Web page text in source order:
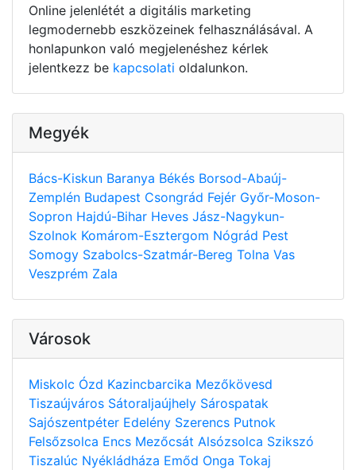
Online jelenlétét a digitális marketing
legmodernebb eszközeinek felhasználásával. A
honlapunkon való megjelenéshez kérlek
jelentkezz be kapcsolati oldalunkon.
Megyék
Bács-Kiskun Baranya Békés Borsod-Abaúj-
Zemplén Budapest Csongrád Fejér Győr-Moson-
Sopron Hajdú-Bihar Heves Jász-Nagykun-
Szolnok Komárom-Esztergom Nógrád Pest
Somogy Szabolcs-Szatmár-Bereg Tolna Vas
Veszprém Zala
Városok
Miskolc Ózd Kazincbarcika Mezőkövesd
Tiszaújváros Sátoraljaújhely Sárospatak
Sajószentpéter Edelény Szerencs Putnok
Felsőzsolca Encs Mezőcsát Alsózsolca Szikszó
Tiszalúc Nyékládháza Emőd Onga Tokaj